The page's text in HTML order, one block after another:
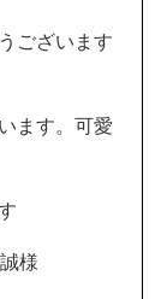
ございます
ます。可愛
様